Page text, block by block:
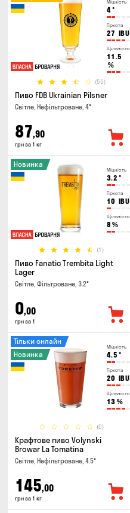
Міцність
4°
Гіркота
27 IBU
Щільність
11.5
%
(55)
Пиво FDB Ukrainian Pilsner
Світле, Нефільтроване, 4°
87,90
грн за 1 кг
Міцність
3.2 °
Гіркота
10 IBU
Щільність
8 %
(1)
Новинка
Пиво Fanatic Trembita Light
Lager
Світле, Фільтроване, 3.2°
0,00
грн за 1
Міцність
4.5 °
Гіркота
20 IBU
Щільність
13 %
(0)
Тільки онлайн
Новинка
Крафтове пиво Volynski
Browar La Tomatina
Світле, Нефільтроване, 4.5°
145,00
грн за 1 кг